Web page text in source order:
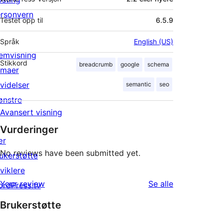
Testet opp til 6.5.9
Språk English (US)
Stikkord breadcrumb google schema
semantic seo
Avansert visning
Vurderinger
No reviews have been submitted yet.
Your review Se alleomtalene
Brukerstøtte